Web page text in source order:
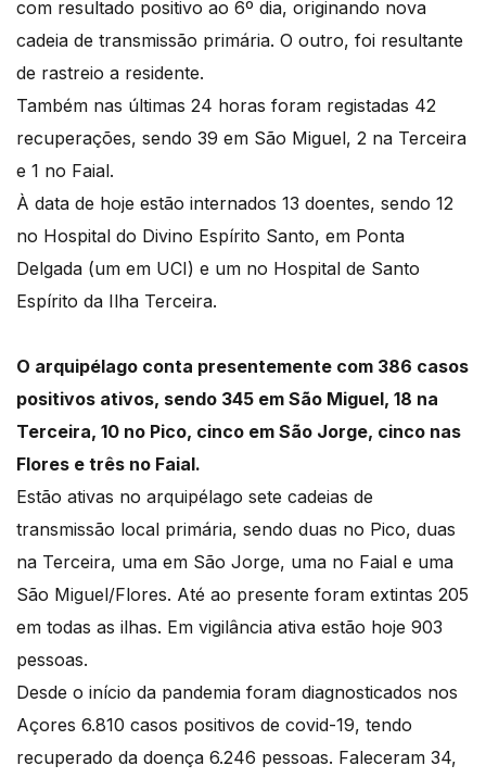
com resultado positivo ao 6º dia, originando nova
cadeia de transmissão primária. O outro, foi resultante
de rastreio a residente.
Também nas últimas 24 horas foram registadas 42
recuperações, sendo 39 em São Miguel, 2 na Terceira
e 1 no Faial.
À data de hoje estão internados 13 doentes, sendo 12
no Hospital do Divino Espírito Santo, em Ponta
Delgada (um em UCI) e um no Hospital de Santo
Espírito da Ilha Terceira.
O arquipélago conta presentemente com 386 casos
positivos ativos, sendo 345 em São Miguel, 18 na
Terceira, 10 no Pico, cinco em São Jorge, cinco nas
Flores e três no Faial.
Estão ativas no arquipélago sete cadeias de
transmissão local primária, sendo duas no Pico, duas
na Terceira, uma em São Jorge, uma no Faial e uma
São Miguel/Flores. Até ao presente foram extintas 205
em todas as ilhas. Em vigilância ativa estão hoje 903
pessoas.
Desde o início da pandemia foram diagnosticados nos
Açores 6.810 casos positivos de covid-19, tendo
recuperado da doença 6.246 pessoas. Faleceram 34,